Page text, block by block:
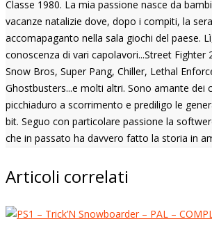
Classe 1980. La mia passione nasce da
vacanze natalizie dove, dopo i compiti, la
accomapaganto nella sala giochi del paese.
conoscenza di vari capolavori...Street Fighter
Snow Bros, Super Pang, Chiller, Lethal
Ghostbusters...e molti altri. Sono amante dei
picchiaduro a scorrimento e prediligo le
bit. Seguo con particolare passione la
che in passato ha davvero fatto la storia in
Articoli correlati